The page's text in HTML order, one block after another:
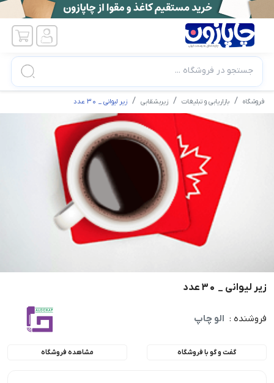
جستجو در فروشگاه ...
فروشگاه بازاریابی و تبلیغات زیربشقابی زیر لیوانی _ 30 عدد
زیر لیوانی _ 30 عدد
فروشنده : الو چاپ
گفت و گو با فروشگاه مشاهده فروشگاه